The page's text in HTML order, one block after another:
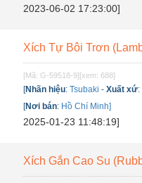
2023-06-02 17:23:00]
Xích Tự Bôi Trơn
[Mã: G-59518-9][xem: 688]
[Nhãn hiệu:Tsubaki -Xuất xứ:
[Nơi bán: Hồ Chí Minh]
2025-01-23 11:48:19]
Xích Gắn Cao Su